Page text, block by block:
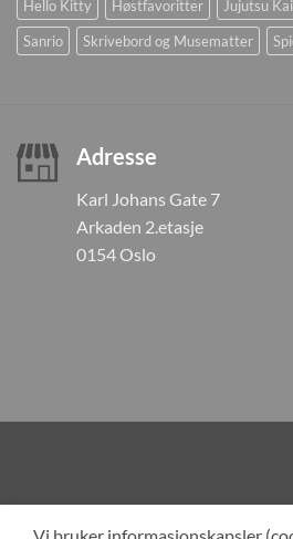
Hello Kitty
Høstfavoritter Jujutsu
Sanrio
Skrivebord og Musematter
Adresse
Karl Johans Gate 7
Arkaden 2.etasje
0154 Oslo